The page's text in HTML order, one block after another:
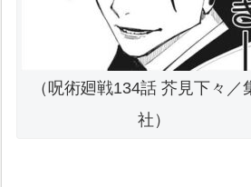
（呪術廻戦134話 芥見下々／
社）